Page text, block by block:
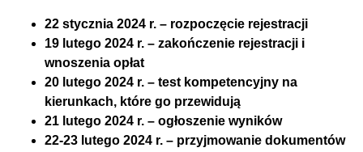
22 stycznia 2024 r. – rozpoczęcie rejestracji
19 lutego 2024 r. – zakończenie rejestracji i
wnoszenia opłat
20 lutego 2024 r. – test kompetencyjny na
kierunkach, które go przewidują
21 lutego 2024 r. – ogłoszenie wyników
22-23 lutego 2024 r. – przyjmowanie dokumentów